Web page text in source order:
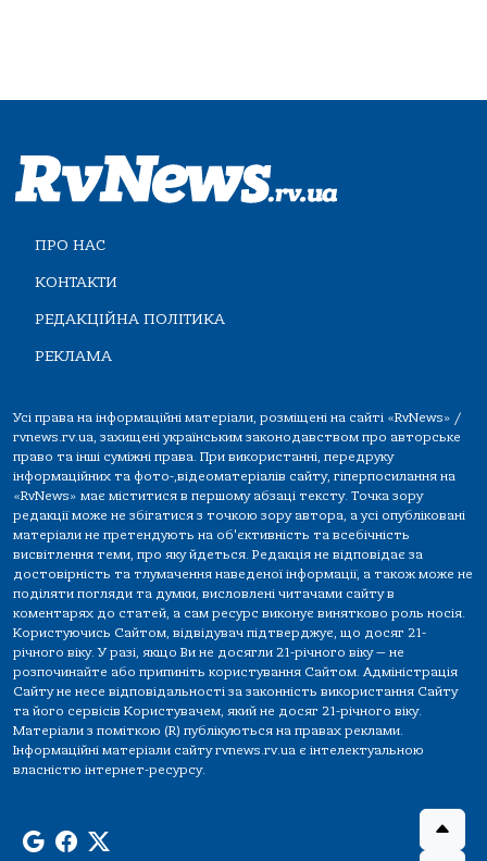
ПРО НАС
КОНТАКТИ
РЕДАКЦІЙНА ПОЛІТИКА
РЕКЛАМА
Усі права на інформаційні матеріали, розміщені на сайті «RvNews» /
rvnews.rv.ua, захищені українським законодавством про авторське
право та інші суміжні права. При використанні, передруку
інформаційних та фото-,відеоматеріалів сайту, гіперпосилання на
«RvNews» має міститися в першому абзаці тексту. Точка зору
редакції може не збігатися з точкою зору автора, а усі опубліковані
матеріали не претендують на об'єктивність та всебічність
висвітлення теми, про яку йдеться. Редакція не відповідає за
достовірність та тлумачення наведеної інформації, а також може не
поділяти погляди та думки, висловлені читачами сайту в
коментарях до статей, а сам ресурс виконує винятково роль носія.
Користуючись Сайтом, відвідувач підтверджує, що досяг 21-
річного віку. У разі, якщо Ви не досягли 21-річного віку — не
розпочинайте або припиніть користування Сайтом. Адміністрація
Сайту не несе відповідальності за законність використання Сайту
та його сервісів Користувачем, який не досяг 21-річного віку.
Матеріали з поміткою (R) публікуються на правах реклами.
Інформаційні матеріали сайту rvnews.rv.ua є інтелектуальною
власністю інтернет-ресурсу.